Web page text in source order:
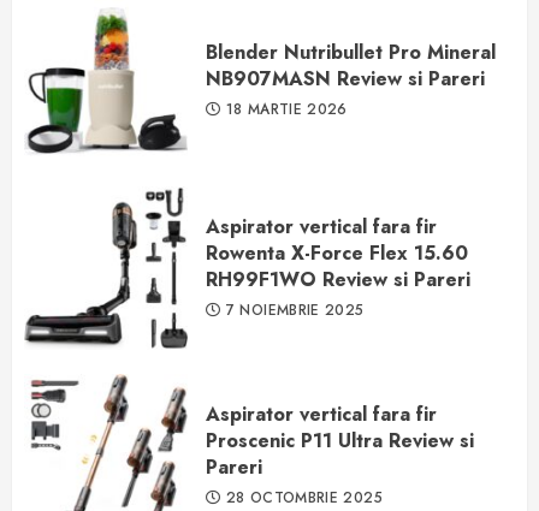
Blender Nutribullet Pro Mineral
NB907MASN Review si Pareri
18 MARTIE 2026
Aspirator vertical fara fir
Rowenta X-Force Flex 15.60
RH99F1WO Review si Pareri
7 NOIEMBRIE 2025
Aspirator vertical fara fir
Proscenic P11 Ultra Review si
Pareri
28 OCTOMBRIE 2025